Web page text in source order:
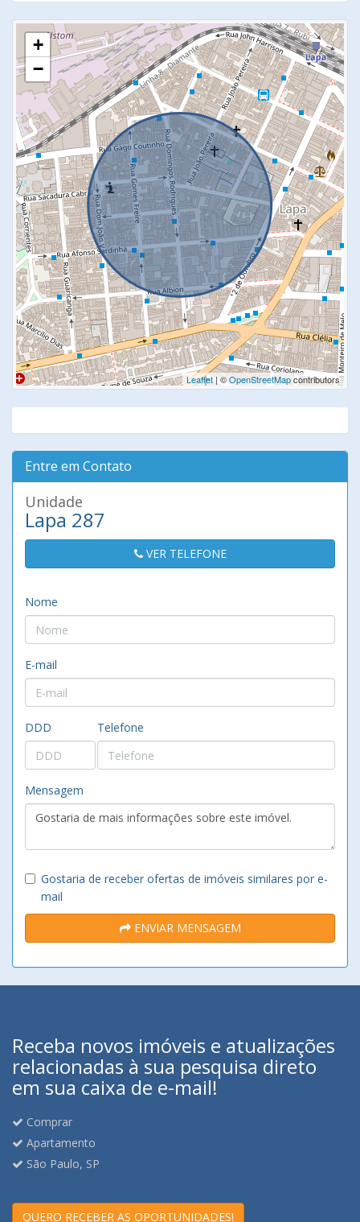
+
−
Leaflet| ©OpenStreetMapcontributors
Entre em Contato
Unidade
Lapa 287
VER TELEFONE
Nome
E-mail
DDD Telefone
Mensagem
Gostaria de receber ofertas de imóveis similares por e-
mail
ENVIAR MENSAGEM
Receba novos imóveis e atualizações
relacionadas à sua pesquisa direto
em sua caixa de e-mail!
Comprar
Apartamento
São Paulo, SP
QUERO RECEBER AS OPORTUNIDADES!